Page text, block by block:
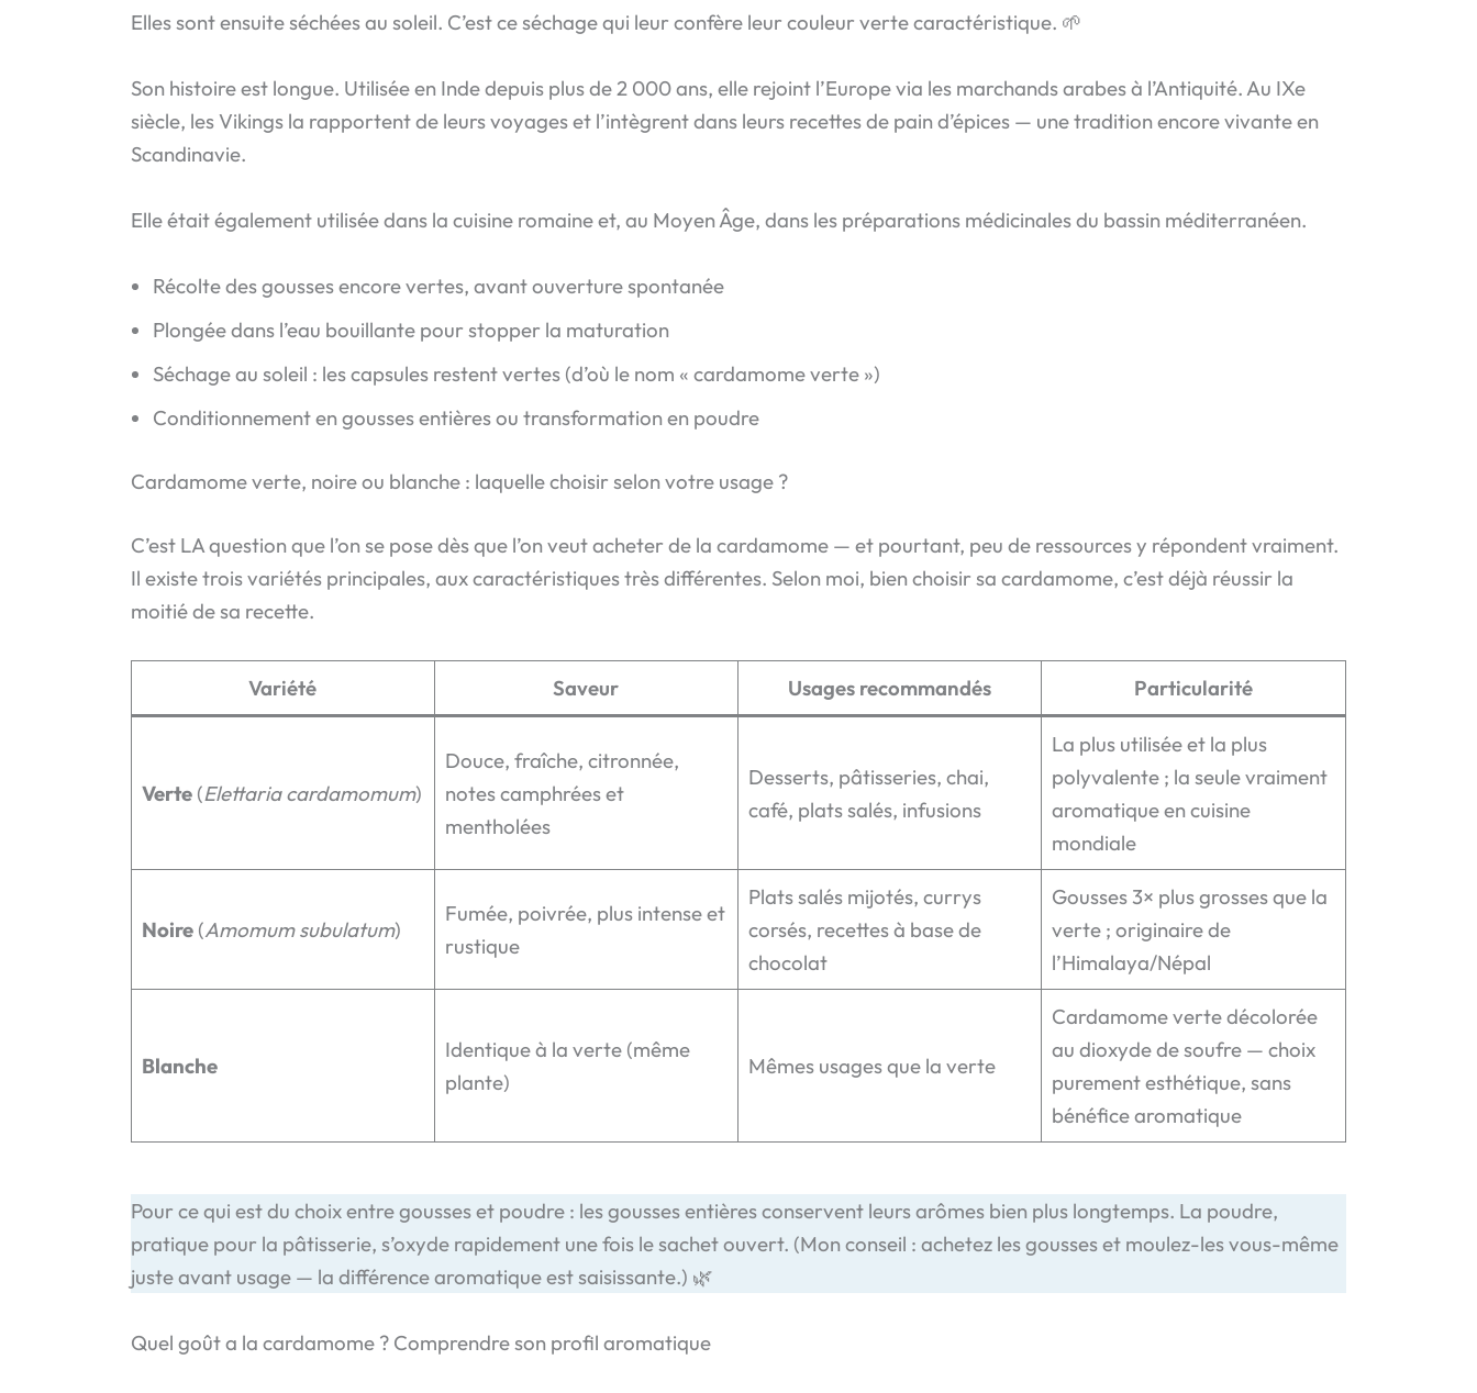
Elles sont ensuite séchées au soleil. C’est ce séchage qui leur confère leur couleur verte caractéristique. 🌱
Son histoire est longue. Utilisée en Inde depuis plus de 2 000 ans, elle rejoint l’Europe via les marchands arabes à l’Antiquité. Au IXe
siècle, les Vikings la rapportent de leurs voyages et l’intègrent dans leurs recettes de pain d’épices — une tradition encore vivante en
Scandinavie.
Elle était également utilisée dans la cuisine romaine et, au Moyen Âge, dans les préparations médicinales du bassin méditerranéen.
Récolte des gousses encore vertes, avant ouverture spontanée
Plongée dans l’eau bouillante pour stopper la maturation
Séchage au soleil : les capsules restent vertes (d’où le nom « cardamome verte »)
Conditionnement en gousses entières ou transformation en poudre
Cardamome verte, noire ou blanche : laquelle choisir selon votre usage ?
C’est LA question que l’on se pose dès que l’on veut acheter de la cardamome — et pourtant, peu de ressources y répondent vraiment.
Il existe trois variétés principales, aux caractéristiques très différentes. Selon moi, bien choisir sa cardamome, c’est déjà réussir la
moitié de sa recette.
Variété Saveur Usages recommandés Particularité
Verte (Elettaria cardamomum)
Douce, fraîche, citronnée,
notes camphrées et
mentholées
Desserts, pâtisseries, chai,
café, plats salés, infusions
La plus utilisée et la plus
polyvalente ; la seule vraiment
aromatique en cuisine
mondiale
Noire (Amomum subulatum)
Fumée, poivrée, plus intense et
rustique
Plats salés mijotés, currys
corsés, recettes à base de
chocolat
Gousses 3× plus grosses que la
verte ; originaire de
l’Himalaya/Népal
Blanche
Identique à la verte (même
plante)
Mêmes usages que la verte
Cardamome verte décolorée
au dioxyde de soufre — choix
purement esthétique, sans
bénéfice aromatique
Pour ce qui est du choix entre gousses et poudre : les gousses entières conservent leurs arômes bien plus longtemps. La poudre,
pratique pour la pâtisserie, s’oxyde rapidement une fois le sachet ouvert. (Mon conseil : achetez les gousses et moulez-les vous-même
juste avant usage — la différence aromatique est saisissante.) 🌿
Quel goût a la cardamome ? Comprendre son profil aromatique